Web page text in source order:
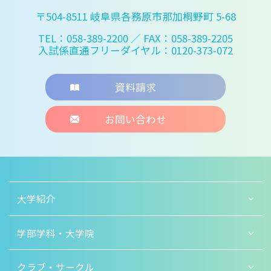
〒504-8511 岐阜県各務原市那加桐野町 5-68
TEL：058-389-2200 ／ FAX：058-389-2205
入試係直通フリーダイヤル：0120-373-072
資料請求
お問い合わせ
大学紹介
学部学科・大学院
クラブ・サークル